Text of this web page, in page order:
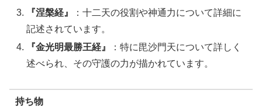
『涅槃経』
：十二天の役割や神通力について詳細に
記述されています。
『金光明最勝王経』
：特に毘沙門天について詳しく
述べられ、その守護の力が描かれています。
持ち物